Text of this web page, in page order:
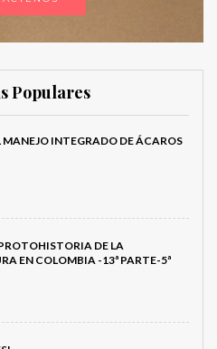
Populares
MANEJO INTEGRADO DE ÁCAROS
DE LA
EN COLOMBIA -13ª PARTE-5ª